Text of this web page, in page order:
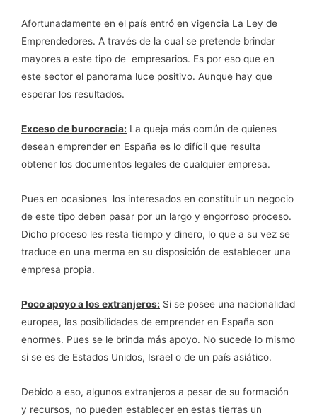
Afortunadamente en el país entró en vigencia La Ley de
Emprendedores. A través de la cual se pretende brindar
mayores a este tipo de empresarios. Es por eso que en
este sector el panorama luce positivo. Aunque hay que
esperar los resultados.
Exceso de burocracia: La queja más común de quienes
desean emprender en España es lo difícil que resulta
obtener los documentos legales de cualquier empresa.
Pues en ocasiones los interesados en constituir un negocio
de este tipo deben pasar por un largo y engorroso proceso.
Dicho proceso les resta tiempo y dinero, lo que a su vez se
traduce en una merma en su disposición de establecer una
empresa propia.
Poco apoyo a los extranjeros: Si se posee una nacionalidad
europea, las posibilidades de emprender en España son
enormes. Pues se le brinda más apoyo. No sucede lo mismo
si se es de Estados Unidos, Israel o de un país asiático.
Debido a eso, algunos extranjeros a pesar de su formación
y recursos, no pueden establecer en estas tierras un